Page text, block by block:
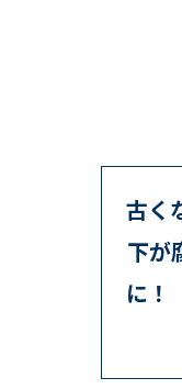
古く
下が
に！